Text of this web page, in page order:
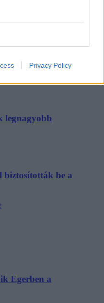
Privacy Policy
oltást a
legnagyobb
biztosították be a
Egerben a